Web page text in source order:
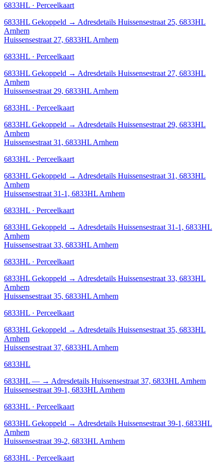
6833HL · Perceelkaart
6833HL Gekoppeld → Adresdetails Huissensestraat 25, 6833HL
Arnhem
Huissensestraat 27, 6833HL Arnhem
6833HL · Perceelkaart
6833HL Gekoppeld → Adresdetails Huissensestraat 27, 6833HL
Arnhem
Huissensestraat 29, 6833HL Arnhem
6833HL · Perceelkaart
6833HL Gekoppeld → Adresdetails Huissensestraat 29, 6833HL
Arnhem
Huissensestraat 31, 6833HL Arnhem
6833HL · Perceelkaart
6833HL Gekoppeld → Adresdetails Huissensestraat 31, 6833HL
Arnhem
Huissensestraat 31-1, 6833HL Arnhem
6833HL · Perceelkaart
6833HL Gekoppeld → Adresdetails Huissensestraat 31-1, 6833HL
Arnhem
Huissensestraat 33, 6833HL Arnhem
6833HL · Perceelkaart
6833HL Gekoppeld → Adresdetails Huissensestraat 33, 6833HL
Arnhem
Huissensestraat 35, 6833HL Arnhem
6833HL · Perceelkaart
6833HL Gekoppeld → Adresdetails Huissensestraat 35, 6833HL
Arnhem
Huissensestraat 37, 6833HL Arnhem
6833HL
6833HL — → Adresdetails Huissensestraat 37, 6833HL Arnhem
Huissensestraat 39-1, 6833HL Arnhem
6833HL · Perceelkaart
6833HL Gekoppeld → Adresdetails Huissensestraat 39-1, 6833HL
Arnhem
Huissensestraat 39-2, 6833HL Arnhem
6833HL · Perceelkaart